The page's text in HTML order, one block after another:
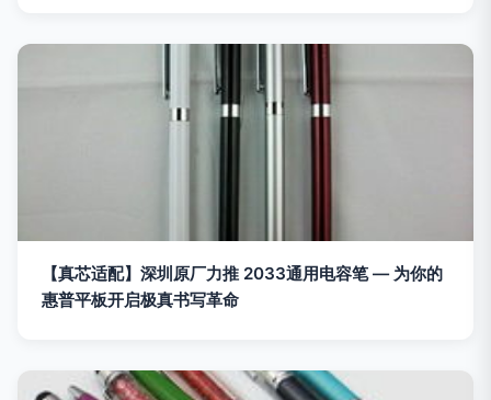
【真芯适配】深圳原厂力推 2033通用电容笔 — 为你的
惠普平板开启极真书写革命